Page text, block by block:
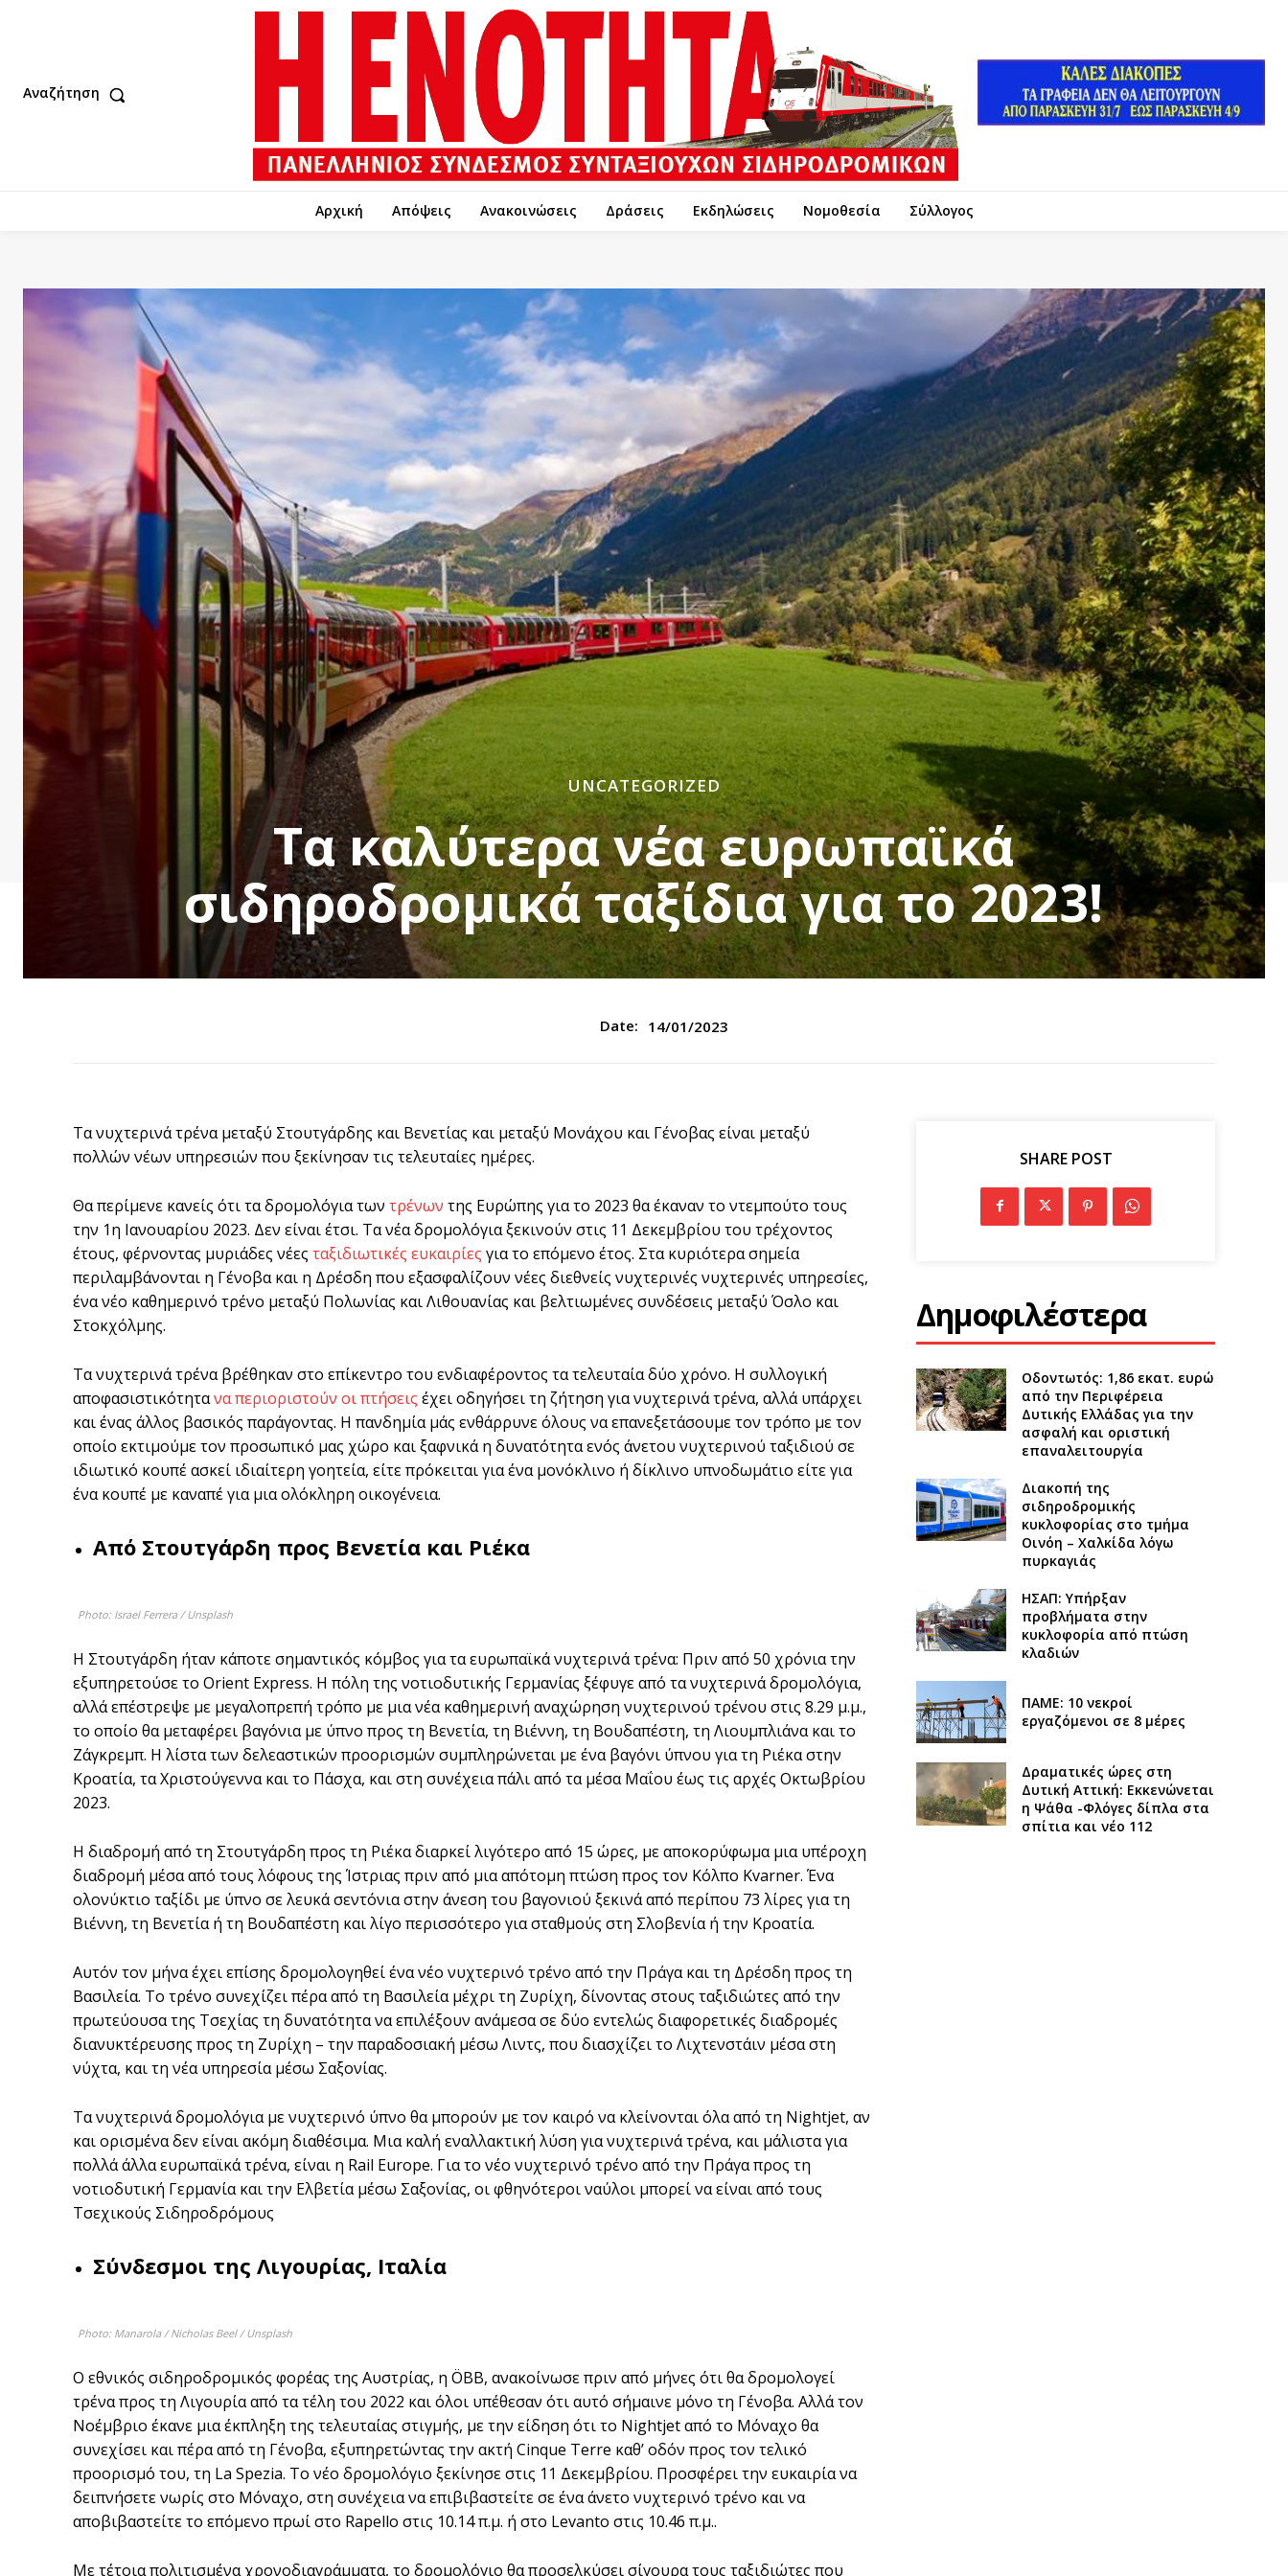
Αναζήτηση
Αρχική Απόψεις Ανακοινώσεις Δράσεις Εκδηλώσεις Νομοθεσία Σύλλογος
UNCATEGORIZED
Τα καλύτερα νέα ευρωπαϊκά
σιδηροδρομικά ταξίδια για το 2023!
Date: 14/01/2023
Τα νυχτερινά τρένα μεταξύ Στουτγάρδης και Βενετίας και μεταξύ Μονάχου και Γένοβας είναι μεταξύ
πολλών νέων υπηρεσιών που ξεκίνησαν τις τελευταίες ημέρες.
Θα περίμενε κανείς ότι τα δρομολόγια των τρένων της Ευρώπης για το 2023 θα έκαναν το ντεμπούτο τους
την 1η Ιανουαρίου 2023. Δεν είναι έτσι. Τα νέα δρομολόγια ξεκινούν στις 11 Δεκεμβρίου του τρέχοντος
έτους, φέρνοντας μυριάδες νέες ταξιδιωτικές ευκαιρίες για το επόμενο έτος. Στα κυριότερα σημεία
περιλαμβάνονται η Γένοβα και η Δρέσδη που εξασφαλίζουν νέες διεθνείς νυχτερινές νυχτερινές υπηρεσίες,
ένα νέο καθημερινό τρένο μεταξύ Πολωνίας και Λιθουανίας και βελτιωμένες συνδέσεις μεταξύ Όσλο και
Στοκχόλμης.
Τα νυχτερινά τρένα βρέθηκαν στο επίκεντρο του ενδιαφέροντος τα τελευταία δύο χρόνο. Η συλλογική
αποφασιστικότητανα περιοριστούν οι πτήσεις έχει οδηγήσει τη ζήτηση για νυχτερινά τρένα, αλλά υπάρχει
και ένας άλλος βασικός παράγοντας. Η πανδημία μάς ενθάρρυνε όλους να επανεξετάσουμε τον τρόπο με τον
οποίο εκτιμούμε τον προσωπικό μας χώρο και ξαφνικά η δυνατότητα ενός άνετου νυχτερινού ταξιδιού σε
ιδιωτικό κουπέ ασκεί ιδιαίτερη γοητεία, είτε πρόκειται για ένα μονόκλινο ή δίκλινο υπνοδωμάτιο είτε για
ένα κουπέ με καναπέ για μια ολόκληρη οικογένεια.
Από Στουτγάρδη προς Βενετία και Ριέκα
Photo: Israel Ferrera / Unsplash
Η Στουτγάρδη ήταν κάποτε σημαντικός κόμβος για τα ευρωπαϊκά νυχτερινά τρένα: Πριν από 50 χρόνια την
εξυπηρετούσε το Orient Express. Η πόλη της νοτιοδυτικής Γερμανίας ξέφυγε από τα νυχτερινά δρομολόγια,
αλλά επέστρεψε με μεγαλοπρεπή τρόπο με μια νέα καθημερινή αναχώρηση νυχτερινού τρένου στις 8.29 μ.μ.,
το οποίο θα μεταφέρει βαγόνια με ύπνο προς τη Βενετία, τη Βιέννη, τη Βουδαπέστη, τη Λιουμπλιάνα και το
Ζάγκρεμπ. Η λίστα των δελεαστικών προορισμών συμπληρώνεται με ένα βαγόνι ύπνου για τη Ριέκα στην
Κροατία, τα Χριστούγεννα και το Πάσχα, και στη συνέχεια πάλι από τα μέσα Μαΐου έως τις αρχές Οκτωβρίου
2023.
Η διαδρομή από τη Στουτγάρδη προς τη Ριέκα διαρκεί λιγότερο από 15 ώρες, με αποκορύφωμα μια υπέροχη
διαδρομή μέσα από τους λόφους της Ίστριας πριν από μια απότομη πτώση προς τον Κόλπο Kvarner. Ένα
ολονύκτιο ταξίδι με ύπνο σε λευκά σεντόνια στην άνεση του βαγονιού ξεκινά από περίπου 73 λίρες για τη
Βιέννη, τη Βενετία ή τη Βουδαπέστη και λίγο περισσότερο για σταθμούς στη Σλοβενία ή την Κροατία.
Αυτόν τον μήνα έχει επίσης δρομολογηθεί ένα νέο νυχτερινό τρένο από την Πράγα και τη Δρέσδη προς τη
Βασιλεία. Το τρένο συνεχίζει πέρα από τη Βασιλεία μέχρι τη Ζυρίχη, δίνοντας στους ταξιδιώτες από την
πρωτεύουσα της Τσεχίας τη δυνατότητα να επιλέξουν ανάμεσα σε δύο εντελώς διαφορετικές διαδρομές
διανυκτέρευσης προς τη Ζυρίχη – την παραδοσιακή μέσω Λιντς, που διασχίζει το Λιχτενστάιν μέσα στη
νύχτα, και τη νέα υπηρεσία μέσω Σαξονίας.
Τα νυχτερινά δρομολόγια με νυχτερινό ύπνο θα μπορούν με τον καιρό να κλείνονται όλα από τη Nightjet, αν
και ορισμένα δεν είναι ακόμη διαθέσιμα. Μια καλή εναλλακτική λύση για νυχτερινά τρένα, και μάλιστα για
πολλά άλλα ευρωπαϊκά τρένα, είναι η Rail Europe. Για το νέο νυχτερινό τρένο από την Πράγα προς τη
νοτιοδυτική Γερμανία και την Ελβετία μέσω Σαξονίας, οι φθηνότεροι ναύλοι μπορεί να είναι από τους
Τσεχικούς Σιδηροδρόμους
Σύνδεσμοι της Λιγουρίας, Ιταλία
Photo: Manarola / Nicholas Beel / Unsplash
Ο εθνικός σιδηροδρομικός φορέας της Αυστρίας, η ÖBB, ανακοίνωσε πριν από μήνες ότι θα δρομολογεί
τρένα προς τη Λιγουρία από τα τέλη του 2022 και όλοι υπέθεσαν ότι αυτό σήμαινε μόνο τη Γένοβα. Αλλά τον
Νοέμβριο έκανε μια έκπληξη της τελευταίας στιγμής, με την είδηση ότι το Nightjet από το Μόναχο θα
συνεχίσει και πέρα από τη Γένοβα, εξυπηρετώντας την ακτή Cinque Terre καθ’ οδόν προς τον τελικό
προορισμό του, τη La Spezia. Το νέο δρομολόγιο ξεκίνησε στις 11 Δεκεμβρίου. Προσφέρει την ευκαιρία να
δειπνήσετε νωρίς στο Μόναχο, στη συνέχεια να επιβιβαστείτε σε ένα άνετο νυχτερινό τρένο και να
αποβιβαστείτε το επόμενο πρωί στο Rapello στις 10.14 π.μ. ή στο Levanto στις 10.46 π.μ..
Με τέτοια πολιτισμένα χρονοδιαγράμματα, το δρομολόγιο θα προσελκύσει σίγουρα τους ταξιδιώτες που
SHARE POST
Δημοφιλέστερα
Οδοντωτός: 1,86 εκατ. ευρώ
από την Περιφέρεια
Δυτικής Ελλάδας για την
ασφαλή και οριστική
επαναλειτουργία
Διακοπή της
σιδηροδρομικής
κυκλοφορίας στο τμήμα
Οινόη – Χαλκίδα λόγω
πυρκαγιάς
ΗΣΑΠ: Υπήρξαν
προβλήματα στην
κυκλοφορία από πτώση
κλαδιών
ΠΑΜΕ: 10 νεκροί
εργαζόμενοι σε 8 μέρες
Δραματικές ώρες στη
Δυτική Αττική: Εκκενώνεται
η Ψάθα -Φλόγες δίπλα στα
σπίτια και νέο 112